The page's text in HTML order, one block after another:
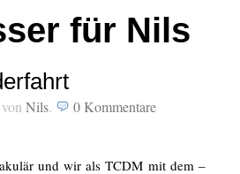
für Nils
von Nils. 0 Kommentare
und wir als TCDM mit dem –